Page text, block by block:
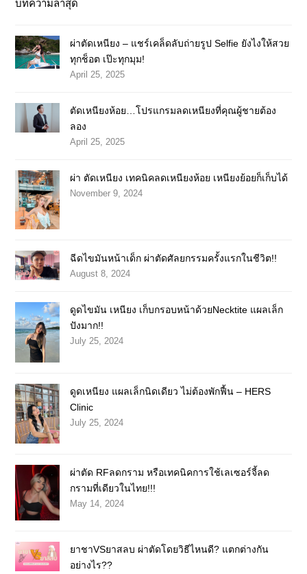
บทความล่าสุด
ผ่าตัดเหนียง – แชร์เคล็ดลับถ่ายรูป Selfie ยังไงให้สวย
ทุกช็อต เป๊ะทุกมุม!
April 25, 2025
ตัดเหนียงห้อย…โปรแกรมลดเหนียงที่คุณผู้ชายต้อง
ลอง
April 25, 2025
ผ่า ตัดเหนียง เทคนิคลดเหนียงห้อย เหนียงย้อยก็เก็บได้
November 9, 2024
ฉีดไขมันหน้าเด็ก ผ่าตัดศัลยกรรมครั้งแรกในชีวิต!!
August 8, 2024
ดูดไขมัน เหนียง เก็บกรอบหน้าด้วยNecktite แผลเล็ก
ปังมาก!!
July 25, 2024
ดูดเหนียง แผลเล็กนิดเดียว ไม่ต้องพักฟื้น – HERS
Clinic
July 25, 2024
ผ่าตัด RFลดกราม หรือเทคนิคการใช้เลเซอร์จี้ลด
กรามที่เดียวในไทย!!!
May 14, 2024
ยาชาVSยาสลบ ผ่าตัดโดยวิธีไหนดี? แตกต่างกัน
อย่างไร??